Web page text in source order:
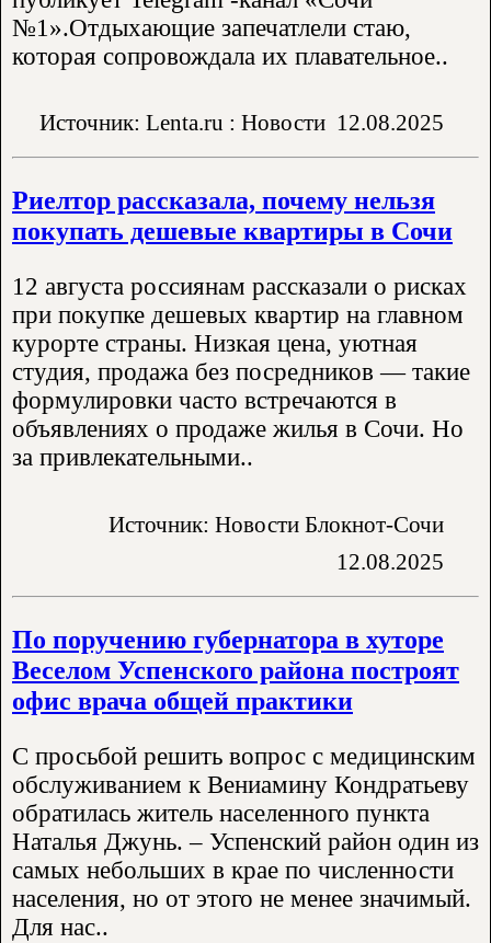
№1».Отдыхающие запечатлели стаю,
которая сопровождала их плавательное..
Источник: Lenta.ru : Новости 12.08.2025
Риелтор рассказала, почему нельзя
покупать дешевые квартиры в Сочи
12 августа россиянам рассказали о рисках
при покупке дешевых квартир на главном
курорте страны. Низкая цена, уютная
студия, продажа без посредников — такие
формулировки часто встречаются в
объявлениях о продаже жилья в Сочи. Но
за привлекательными..
Источник: Новости Блокнот-Сочи
12.08.2025
По поручению губернатора в хуторе
Веселом Успенского района построят
офис врача общей практики
С просьбой решить вопрос с медицинским
обслуживанием к Вениамину Кондратьеву
обратилась житель населенного пункта
Наталья Джунь. – Успенский район один из
самых небольших в крае по численности
населения, но от этого не менее значимый.
Для нас..